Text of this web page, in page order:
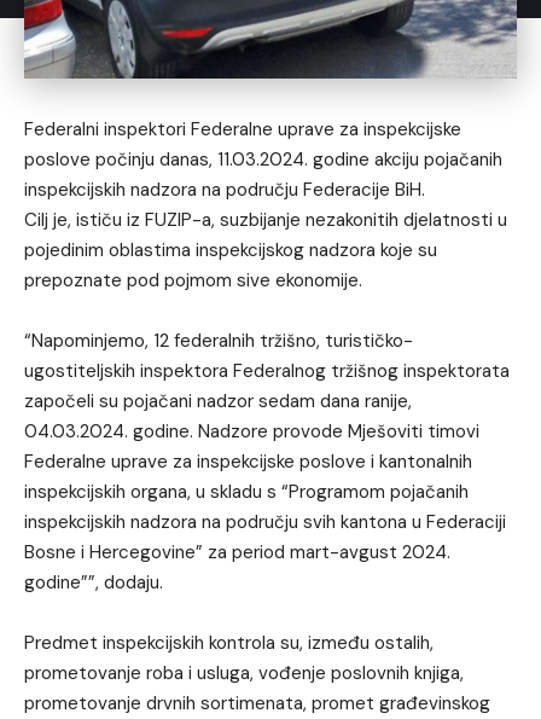
Federalni inspektori Federalne uprave za inspekcijske
poslove počinju danas, 11.03.2024. godine akciju pojačanih
inspekcijskih nadzora na području Federacije BiH.
Cilj je, ističu iz FUZIP-a, suzbijanje nezakonitih djelatnosti u
pojedinim oblastima inspekcijskog nadzora koje su
prepoznate pod pojmom sive ekonomije.
“Napominjemo, 12 federalnih tržišno, turističko-
ugostiteljskih inspektora Federalnog tržišnog inspektorata
započeli su pojačani nadzor sedam dana ranije,
04.03.2024. godine. Nadzore provode Mješoviti timovi
Federalne uprave za inspekcijske poslove i kantonalnih
inspekcijskih organa, u skladu s “Programom pojačanih
inspekcijskih nadzora na području svih kantona u Federaciji
Bosne i Hercegovine” za period mart-avgust 2024.
godine””, dodaju.
Predmet inspekcijskih kontrola su, između ostalih,
prometovanje roba i usluga, vođenje poslovnih knjiga,
prometovanje drvnih sortimenata, promet građevinskog